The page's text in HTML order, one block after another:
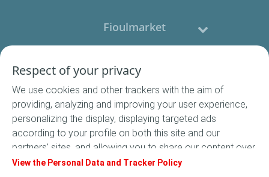
Fioulmarket
Nous contacter
Suivez-nous
Respect of your privacy
We use cookies and other trackers with the aim of
providing, analyzing and improving your user experience,
personalizing the display, displaying targeted ads
according to your profile on both this site and our
partners' sites, and allowing you to share our content over
social media. In accordance with French legislation,
View the Personal Data and Tracker Policy